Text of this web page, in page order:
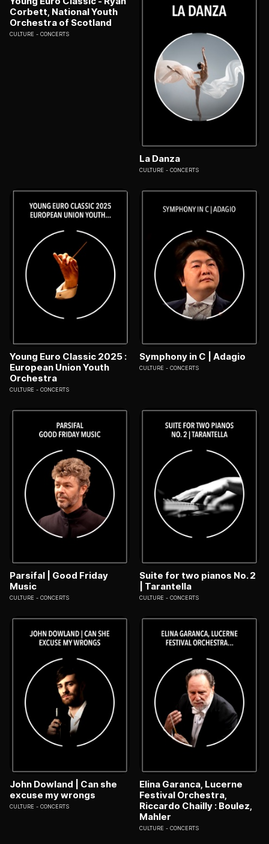
Corbett, National Youth
Orchestra of Scotland
CULTURE CONCERTS
La Danza
CULTURE CONCERTS
Young Euro Classic 2025 :
European Union Youth
Orchestra
CULTURE CONCERTS
Symphony in C | Adagio
CULTURE CONCERTS
Parsifal | Good Friday
Music
CULTURE CONCERTS
Suite for two pianos No. 2
| Tarantella
CULTURE CONCERTS
John Dowland | Can she
excuse my wrongs
CULTURE CONCERTS
Elina Garanca, Lucerne
Festival Orchestra,
Riccardo Chailly : Boulez,
Mahler
CULTURE CONCERTS